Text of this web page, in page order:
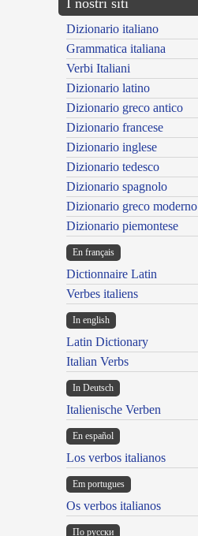
Dizionario italiano
Grammatica italiana
Verbi Italiani
Dizionario latino
Dizionario greco antico
Dizionario francese
Dizionario inglese
Dizionario tedesco
Dizionario spagnolo
Dizionario greco moderno
Dizionario piemontese
En français
Dictionnaire Latin
Verbes italiens
In english
Latin Dictionary
Italian Verbs
In Deutsch
Italienische Verben
En español
Los verbos italianos
Em portugues
Os verbos italianos
По русски